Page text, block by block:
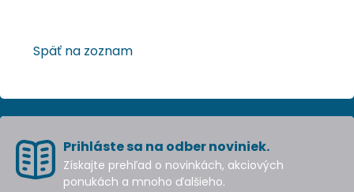
Späť na zoznam
Prihláste sa na odber noviniek.
Získajte prehľad o novinkách, akciových
ponukách a mnoho ďalšieho.